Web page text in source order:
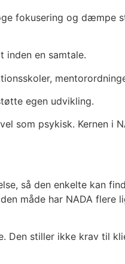
fokusering og dæmpe
inden en samtale.
egen udvikling.
som psykisk. Kernen i
så den enkelte kan
måde har NADA flere
Den stiller ikke krav til